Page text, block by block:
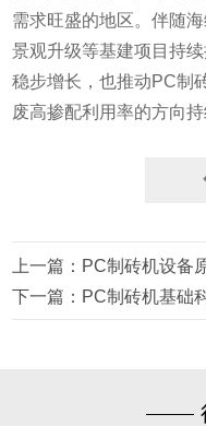
需求旺盛的地区。伴随
景观升级等基建项目持
稳步增长，也推动PC制
废高掺配利用率的方向持
上一篇：PC制砖机设备
下一篇：PC制砖机基础